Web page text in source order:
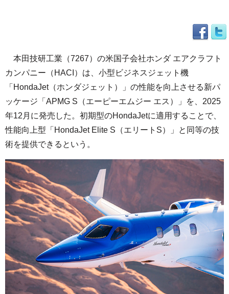
本田技研工業（7267）の米国子会社ホンダ エアクラフト
カンパニー（HACI）は、小型ビジネスジェット機
「HondaJet（ホンダジェット）」の性能を向上させる新パ
ッケージ「APMG S（エーピーエムジー エス）」を、2025
年12月に発売した。初期型のHondaJetに適用することで、
性能向上型「HondaJet Elite S（エリートS）」と同等の技
術を提供できるという。